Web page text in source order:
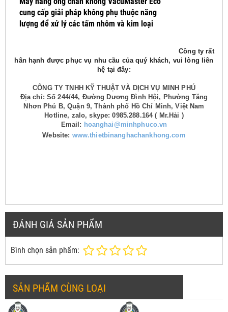
cung cấp giải pháp không phụ thuộc năng
lượng để xử lý các tấm nhôm và kim loại
Công ty rất
hân hạnh được phục vụ nhu cầu của quý khách, vui lòng liên
hệ tại đây:
CÔNG TY TNHH KỸ THUẬT VÀ DỊCH VỤ MINH PHÚ
Địa chỉ: Số 244/44, Đường Dương Đình Hội, Phường Tăng
Nhơn Phú B, Quận 9, Thành phố Hồ Chí Minh, Việt Nam
Hotline, zalo, skype: 0985.288.164 ( Mr.Hải )
Email: hoanghai@minhphuco.vn
Website: www.thietbinanghachankhong.com
ĐÁNH GIÁ SẢN PHẨM
Bình chọn sản phẩm:
SẢN PHẨM CÙNG LOẠI